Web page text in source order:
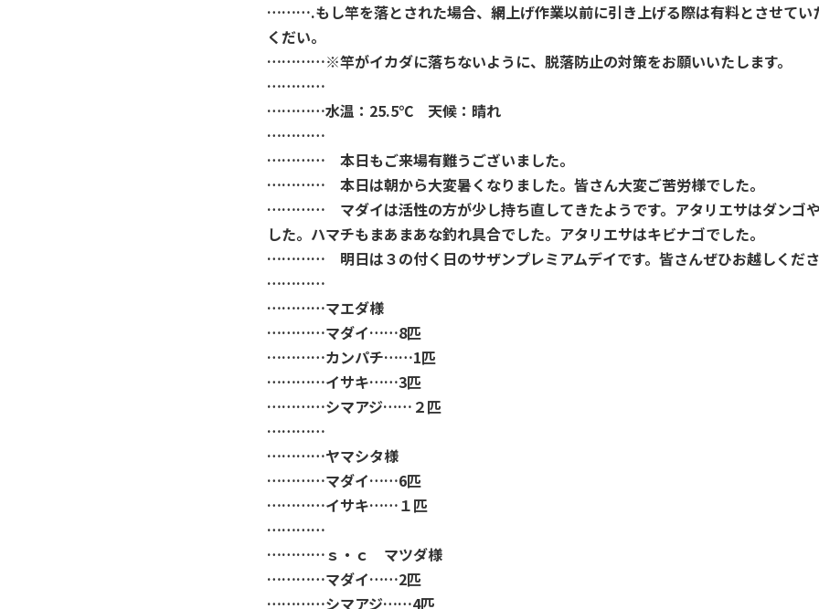
……….もし竿を落とされた場合、網上げ作業以前に引き上げる際は有料とさせてい
くだい。
…………※竿がイカダに落ちないように、脱落防止の対策をお願いいたします。
…………
…………水温：25.5℃ 天候：晴れ
…………
………… 本日もご来場有難うございました。
………… 本日は朝から大変暑くなりました。皆さん大変ご苦労様でした。
………… マダイは活性の方が少し持ち直してきたようです。アタリエサはダンゴ
した。ハマチもまあまあな釣れ具合でした。アタリエサはキビナゴでした。
………… 明日は３の付く日のサザンプレミアムデイです。皆さんぜひお越しくだ
…………
…………マエダ様
…………マダイ……8匹
…………カンパチ……1匹
…………イサキ……3匹
…………シマアジ……２匹
…………
…………ヤマシタ様
…………マダイ……6匹
…………イサキ……１匹
…………
…………ｓ・ｃ マツダ様
…………マダイ……2匹
…………シマアジ……4匹